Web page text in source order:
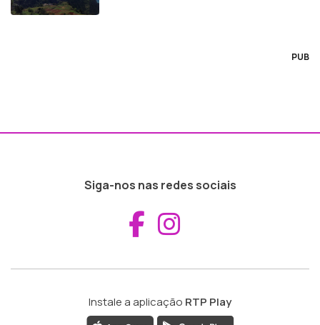
PUB
Siga-nos nas redes sociais
Aceder ao
Instale a aplicação RTP Play